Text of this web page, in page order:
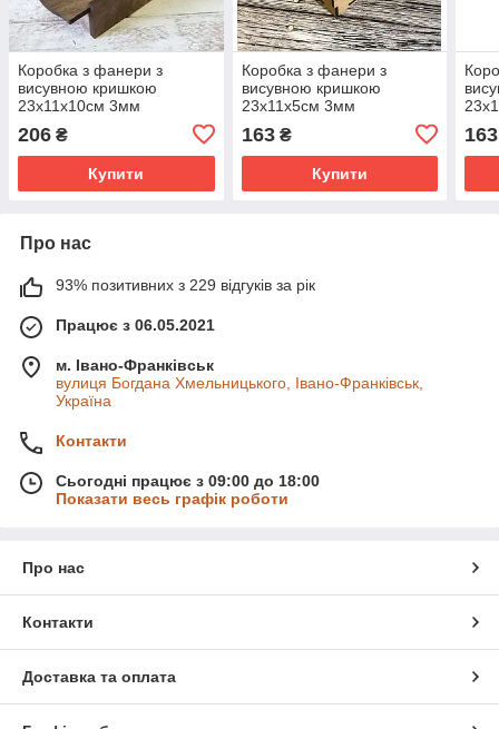
Коробка з фанери з
висувною кришкою
23х11х10см 3мм
206 ₴
Купити
Коробка з фанери з
висувною кришкою
23х11х5см 3мм
163₴
Купити
163
Про нас
93% позитивних з 229 відгуків за рік
Працює з 06.05.2021
м. Івано-Франківськ
вулиця Богдана Хмельницького, Івано-Франківськ,
Україна
Контакти
Сьогодні працює з 09:00 до 18:00
Показати весь графік роботи
Про нас
Контакти
Доставка та оплата